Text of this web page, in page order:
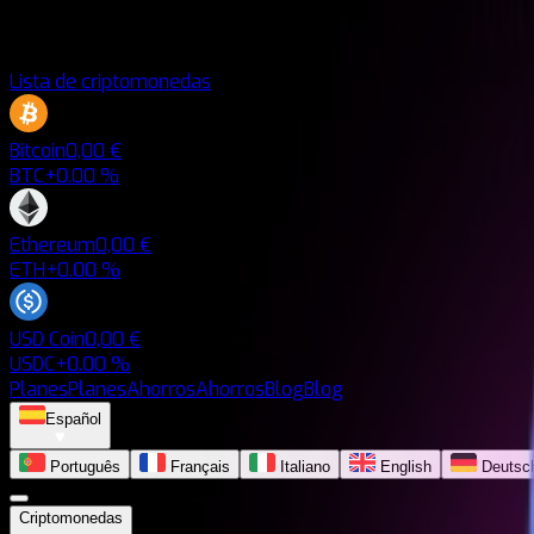
Lista de criptomonedas
Bitcoin0,00 €
BTC+0.00 %
Ethereum0,00 €
ETH+0.00 %
USD Coin0,00 €
USDC+0.00 %
PlanesPlanesAhorrosAhorrosBlogBlog
Español
Português Français Italiano English
Criptomonedas